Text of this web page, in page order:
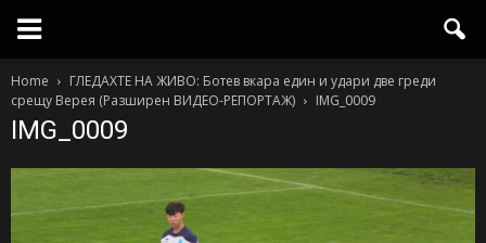
Home
ГЛЕДАХТЕ НА ЖИВО: Ботев вкара един и удари две греди
срещу Верея (Разширен ВИДЕО-РЕПОРТАЖ)
IMG_0009
IMG_0009